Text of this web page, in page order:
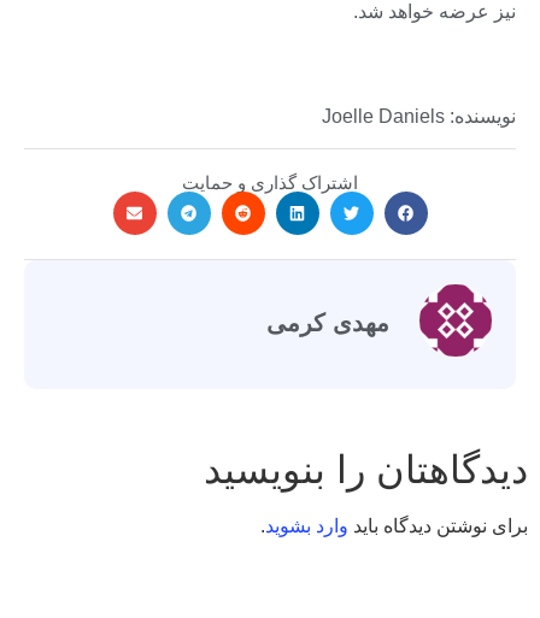
نیز عرضه خواهد شد.
نویسنده: Joelle Daniels
اشتراک گذاری و حمایت
مهدی کرمی
دیدگاهتان را بنویسید
برای نوشتن دیدگاه باید وارد بشوید.